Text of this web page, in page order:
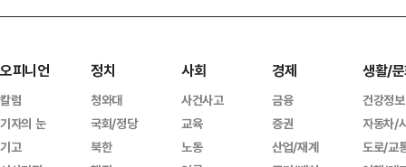
오피니언
칼럼
기자의 눈
기고
정치
청와대
국회/정당
북한
사회
사건사고
교육
노동
경제
금융
증권
산업/재계
생활/
건강정보
자동차/
도로/교